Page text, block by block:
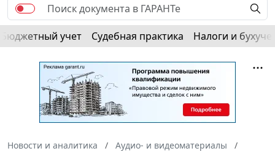
Бюджетный учет Судебная практика Налоги и
Новости и аналитика
Аудио- и видеоматериалы